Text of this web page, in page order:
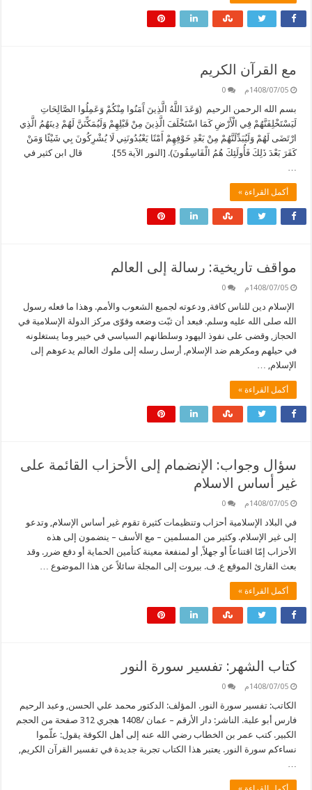
مع القرآن الكريم
1408/07/05م 0
بسم الله الرحمن الرحيم (وَعَدَ اللَّهُ الَّذِينَ آَمَنُوا مِنْكُمْ وَعَمِلُوا الصَّالِحَاتِ
لَيَسْتَخْلِفَنَّهُمْ فِي الْأَرْضِ كَمَا اسْتَخْلَفَ الَّذِينَ مِنْ قَبْلِهِمْ وَلَيُمَكِّنَنَّ لَهُمْ دِينَهُمُ الَّذِي
ارْتَضَى لَهُمْ وَلَيُبَدِّلَنَّهُمْ مِنْ بَعْدِ خَوْفِهِمْ أَمْنًا يَعْبُدُونَنِي لَا يُشْرِكُونَ بِي شَيْئًا وَمَنْ
كَفَرَ بَعْدَ ذَلِكَ فَأُولَئِكَ هُمُ الْفَاسِقُونَ). [النور الآية 55]. قال ابن كثير في
أكمل القراءة »
مواقف تاريخية: رسالة إلى العالم
1408/07/05م 0
الإسلام دين للناس كافة, ودعوته لجميع الشعوب والأمم. وهذا ما فعله رسول
الله صلى الله عليه وسلم. فبعد أن ثبّت وضعه وقوّى مركز الدولة الإسلامية في
الحجاز, وقضى على نفوذ اليهود وسلطانهم السياسي في خيبر وما يستغلونه
في حيلهم ومكرهم ضد الإسلام, أرسل رسله إلى ملوك العالم يدعوهم إلى
الإسلام, …
أكمل القراءة »
سؤال وجواب: الإنضمام إلى الأحزاب القائمة على
غير أساس الاسلام
1408/07/05م 0
في البلاد الإسلامية أحزاب وتنظيمات كثيرة تقوم غير أساس الإسلام, وتدعو
إلى غير الإسلام. وكثير من المسلمين – مع الأسف – ينضمون إلى هذه
الأحزاب إمّا اقتناعاً أو جهلاً, أو لمنفعة معينة كتأمين الحماية أو دفع ضرر. وقد
بعث القارئ الموقع ع. ف. بيروت إلى المجلة سائلاً عن هذا الموضوع …
أكمل القراءة »
كتاب الشهر: تفسير سورة النور
1408/07/05م 0
الكاتب: تفسير سورة النور. المؤلف: الدكتور محمد علي الحسن, وعبد الرحيم
فارس أبو علبة. الناشر: دار الأرقم – عمان /1408 هجري 312 صفحة من الحجم
الكبير. كتب عمر بن الخطاب رضي الله عنه إلى أهل الكوفة يقول: علّموا
نساءكم سورة النور. يعتبر هذا الكتاب تجربة جديدة في تفسير القرآن الكريم,